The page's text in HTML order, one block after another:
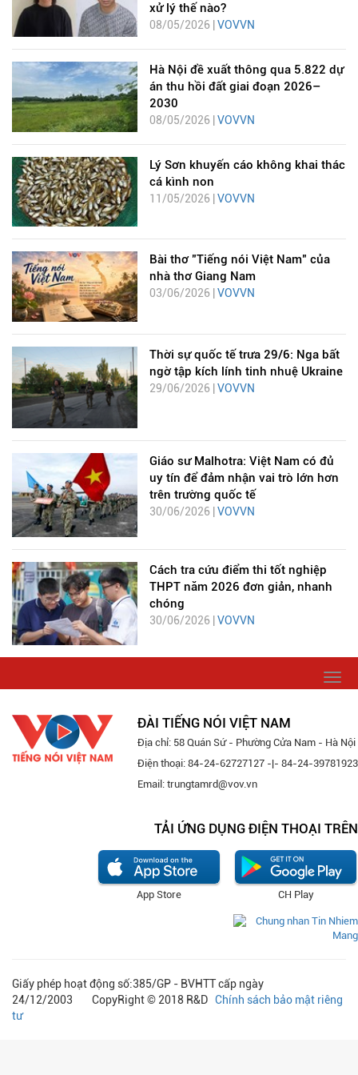
xử lý thế nào?
08/05/2026 | VOVVN
Hà Nội đề xuất thông qua 5.822 dự
án thu hồi đất giai đoạn 2026–
2030
08/05/2026 | VOVVN
Lý Sơn khuyến cáo không khai thác
cá kình non
11/05/2026 |VOVVN
Bài thơ "Tiếng nói Việt Nam" của
nhà thơ Giang Nam
03/06/2026 | VOVVN
Thời sự quốc tế trưa 29/6: Nga bất
ngờ tập kích lính tinh nhuệ Ukraine
29/06/2026 | VOVVN
Giáo sư Malhotra: Việt Nam có đủ
uy tín để đảm nhận vai trò lớn hơn
trên trường quốc tế
30/06/2026 | VOVVN
Cách tra cứu điểm thi tốt nghiệp
THPT năm 2026 đơn giản, nhanh
chóng
30/06/2026 | VOVVN
ĐÀI TIẾNG NÓI VIỆT NAM
Địa chỉ: 58 Quán Sứ - Phường Cửa Nam - Hà Nội
Điện thoại: 84-24-62727127 -|- 84-24-39781923
Email: trungtamrd@vov.vn
TẢI ỨNG DỤNG ĐIỆN THOẠI TRÊN
CH Play
App Store
Giấy phép hoạt động số:385/GP - BVHTT cấp ngày
24/12/2003 CopyRight © 2018 R&D Chính sách bảo mật riêng
tư